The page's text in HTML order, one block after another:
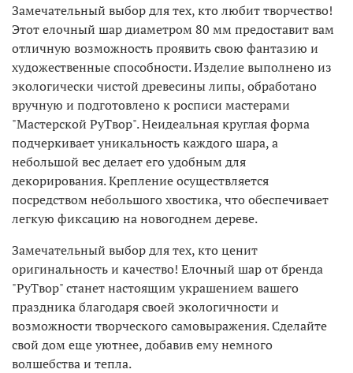
Замечательный выбор для тех, кто любит творчество!
Этот елочный шар диаметром 80 мм предоставит вам
отличную возможность проявить свою фантазию и
художественные способности. Изделие выполнено из
экологически чистой древесины липы, обработано
вручную и подготовлено к росписи мастерами
"Мастерской РуТвор". Неидеальная круглая форма
подчеркивает уникальность каждого шара, а
небольшой вес делает его удобным для
декорирования. Крепление осуществляется
посредством небольшого хвостика, что обеспечивает
легкую фиксацию на новогоднем дереве.
Замечательный выбор для тех, кто ценит
оригинальность и качество! Елочный шар от бренда
"РуТвор" станет настоящим украшением вашего
праздника благодаря своей экологичности и
возможности творческого самовыражения. Сделайте
свой дом еще уютнее, добавив ему немного
волшебства и тепла.